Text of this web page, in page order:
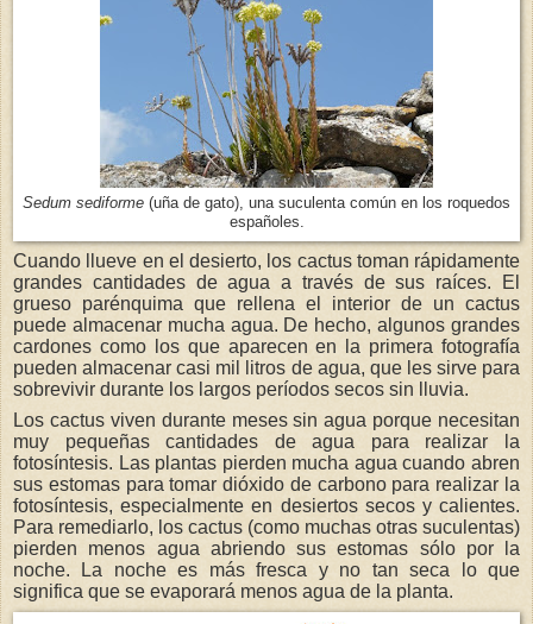
Sedum sediforme (uña de gato), una suculenta común en los roquedos
españoles.
Cuando llueve en el desierto, los cactus toman rápidamente
grandes cantidades de agua a través de sus raíces. El
grueso parénquima que rellena el interior de un cactus
puede almacenar mucha agua. De hecho, algunos grandes
cardones como los que aparecen en la primera fotografía
pueden almacenar casi mil litros de agua, que les sirve para
sobrevivir durante los largos períodos secos sin lluvia.
Los cactus viven durante meses sin agua porque necesitan
muy pequeñas cantidades de agua para realizar la
fotosíntesis. Las plantas pierden mucha agua cuando abren
sus estomas para tomar dióxido de carbono para realizar la
fotosíntesis, especialmente en desiertos secos y calientes.
Para remediarlo, los cactus (como muchas otras suculentas)
pierden menos agua abriendo sus estomas sólo por la
noche. La noche es más fresca y no tan seca lo que
significa que se evaporará menos agua de la planta.